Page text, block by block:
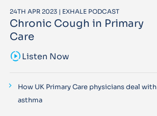
24TH APR 2023 | EXHALE PODCAST
Chronic Cough in Primary
Care
sound_samplerListen Now
How UK Primary Care physicians deal with
asthma